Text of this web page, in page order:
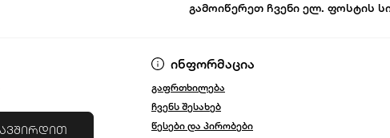
გამოიწერეთ ჩვენი ელ. ფოსტის
წესები და პირობები
ინფორმაცია
გაფრთხილება
ჩვენს შესახებ
წესები და პირობები